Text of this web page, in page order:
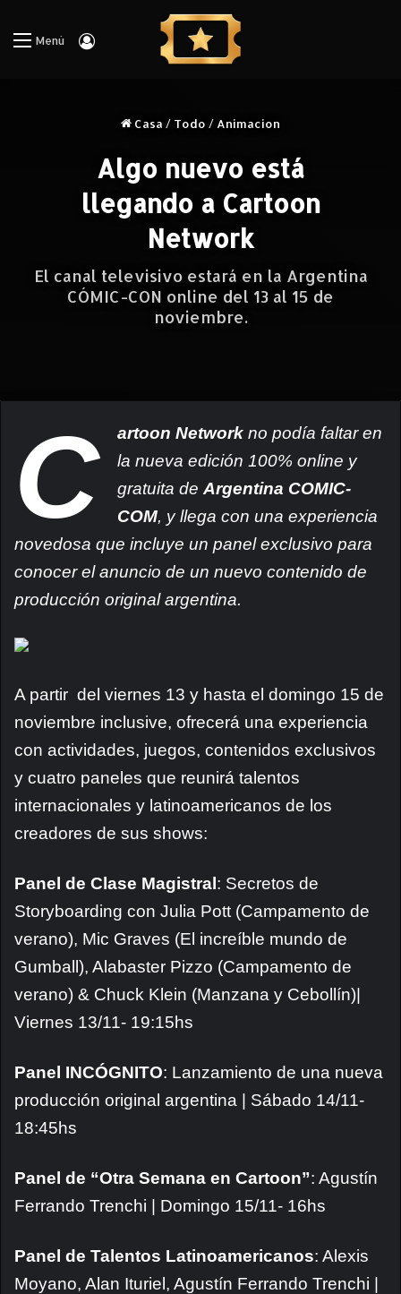
Menú Iniciar Sesión
Casa / Todo / Animacion
Algo nuevo está
llegando a Cartoon
Network
El canal televisivo estará en la Argentina
CÓMIC-CON online del 13 al 15 de
noviembre.
C artoon Network no podía faltar en
la nueva edición 100% online y
gratuita de Argentina COMIC-
COM, y llega con una experiencia
novedosa que incluye un panel exclusivo para
conocer el anuncio de un nuevo contenido de
producción original argentina.
A partir del viernes 13 y hasta el domingo 15 de
noviembre inclusive, ofrecerá una experiencia
con actividades, juegos, contenidos exclusivos
y cuatro paneles que reunirá talentos
internacionales y latinoamericanos de los
creadores de sus shows:
Panel de Clase Magistral : Secretos de
Storyboarding con Julia Pott (Campamento de
verano), Mic Graves (El increíble mundo de
Gumball), Alabaster Pizzo (Campamento de
verano) & Chuck Klein (Manzana y Cebollín)|
Viernes 13/11- 19:15hs
Panel INCÓGNITO: Lanzamiento de una nueva
producción original argentina | Sábado 14/11-
18:45hs
Panel de “Otra Semana en Cartoon”: Agustín
Ferrando Trenchi | Domingo 15/11- 16hs
Panel de Talentos Latinoamericanos: Alexis
Moyano, Alan Ituriel, Agustín Ferrando Trenchi |